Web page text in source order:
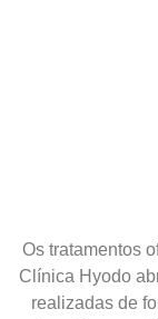
Os tratamentos
Clínica Hyodo
realizadas de